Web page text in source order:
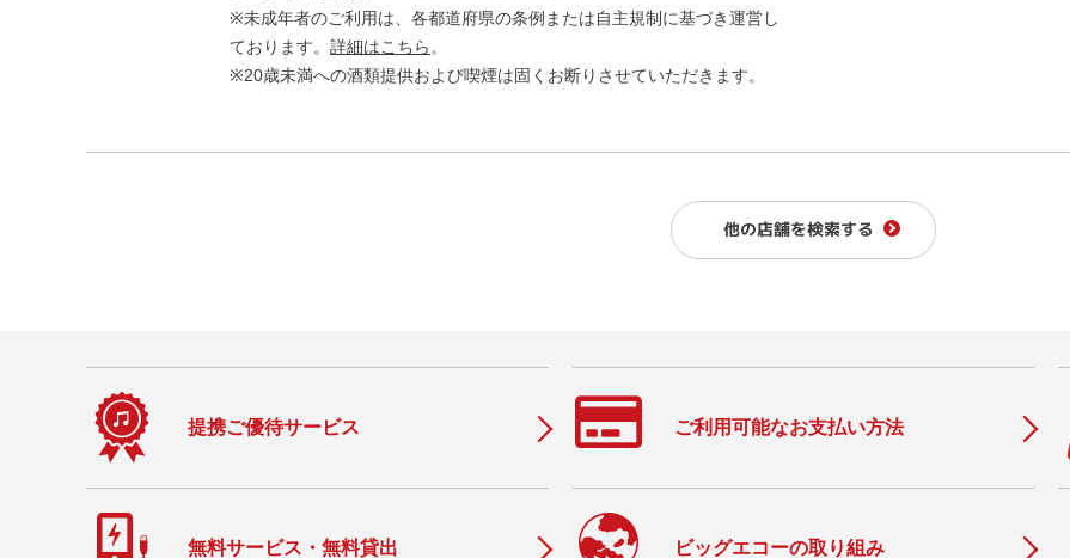
※未成年者のご利用は、各都道府県の条例または自主規制に基づき運営し
ております。 詳細はこちら 。
※20歳未満への酒類提供および喫煙は固くお断りさせていただきます。
他の店舗を検索する
提携ご優待サービス ご利用可能なお支払い方法
無料サービス・無料貸出 ビッグエコーの取り組み